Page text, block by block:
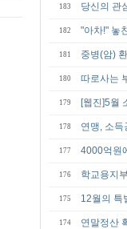
183 당신의 관
182 "아차!" 놓
181 중병(암)
180 따로사는
179 [웹진]5월
178 연맹, 소
177 4000억원
176 학교용지
175 12월의 특
174 연말정산